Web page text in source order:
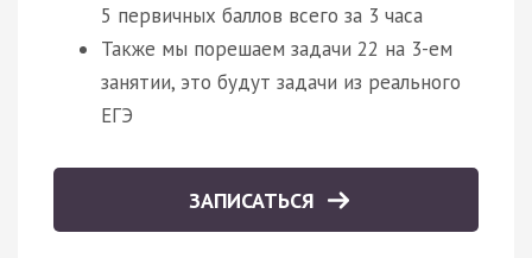
5 первичных баллов всего за 3 часа
Также мы порешаем задачи 22 на 3-ем
занятии, это будут задачи из реального
ЕГЭ
ЗАПИСАТЬСЯ